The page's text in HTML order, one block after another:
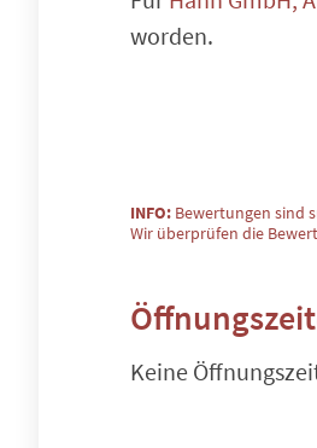
worden.
INFO: Bewertungen sind
Wir überprüfen die
Keine